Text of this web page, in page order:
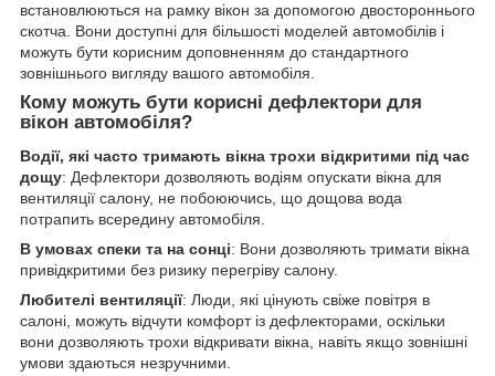
встановлюються на рамку вікон за допомогою двостороннього
скотча. Вони доступні для більшості моделей автомобілів і
можуть бути корисним доповненням до стандартного
зовнішнього вигляду вашого автомобіля.
Кому можуть бути корисні дефлектори для
вікон автомобіля?
Водії, які часто тримають вікна трохи відкритими під час
дощу: Дефлектори дозволяють водіям опускати вікна для
вентиляції салону, не побоюючись, що дощова вода
потрапить всередину автомобіля.
В умовах спеки та на сонці: Вони дозволяють тримати вікна
привідкритими без ризику перегріву салону.
Любителі вентиляції: Люди, які цінують свіже повітря в
салоні, можуть відчути комфорт із дефлекторами, оскільки
вони дозволяють трохи відкривати вікна, навіть якщо зовнішні
умови здаються незручними.